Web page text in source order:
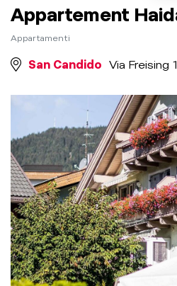
Appartement
Appartamenti
San Candido Via Freising